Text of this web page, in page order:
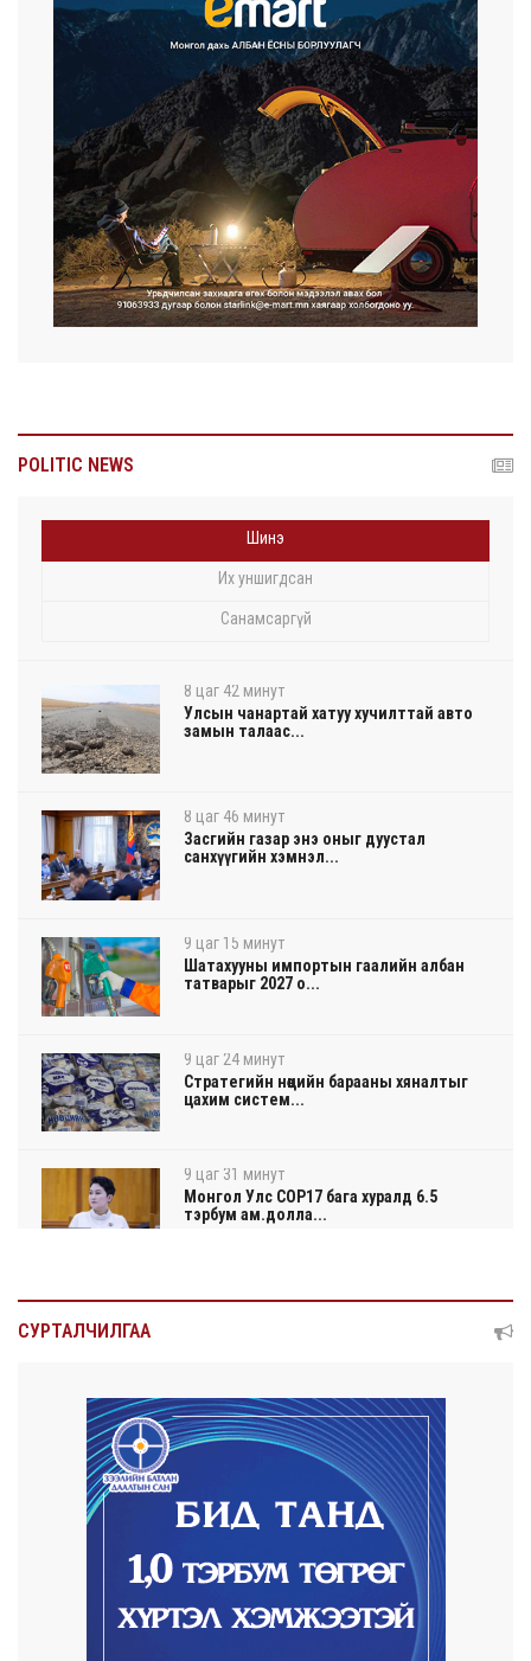
POLITIC NEWS
Шинэ
Их уншигдсан
Санамсаргүй
8 цаг 42 минут
Улсын чанартай хатуу хучилттай авто
замын талаас...
8 цаг 46 минут
Засгийн газар энэ оныг дуустал
санхүүгийн хэмнэл...
9 цаг 15 минут
Шатахууны импортын гаалийн албан
татварыг 2027 о...
9 цаг 24 минут
Стратегийн нөөцийн барааны хяналтыг
цахим систем...
9 цаг 31 минут
Монгол Улс COP17 бага хуралд 6.5
тэрбум ам.долла...
9 цаг 36 минут
9 цаг 54 минут
Автомашины улсын дугаар тэгш
тоогоор төгссөн бол...
Улаанбаатарт өдөртөө 29 хэм дулаан
Прокурорын байгууллага өнгөрсөн долоо
хоногт 29,...
СУРТАЛЧИЛГАА